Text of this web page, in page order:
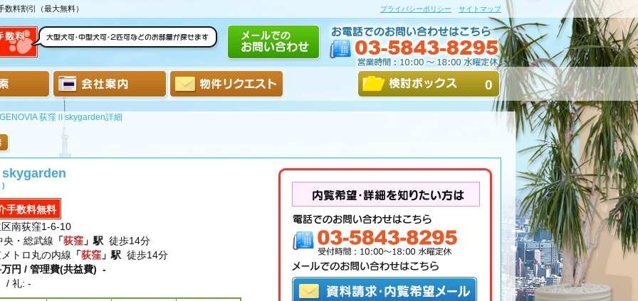
料割引（最大無料） プライバシーポリシー サイトマップ
0
GENOVIA 荻窪Ⅱskygarden詳細
)
手数料無料
南荻窪1-6-10
央・総武線 「荻窪 」駅 徒歩14分
トロ丸の内線 「荻窪 」駅 徒歩14分
万円 / 管理費(共益費) -
/ 礼: -